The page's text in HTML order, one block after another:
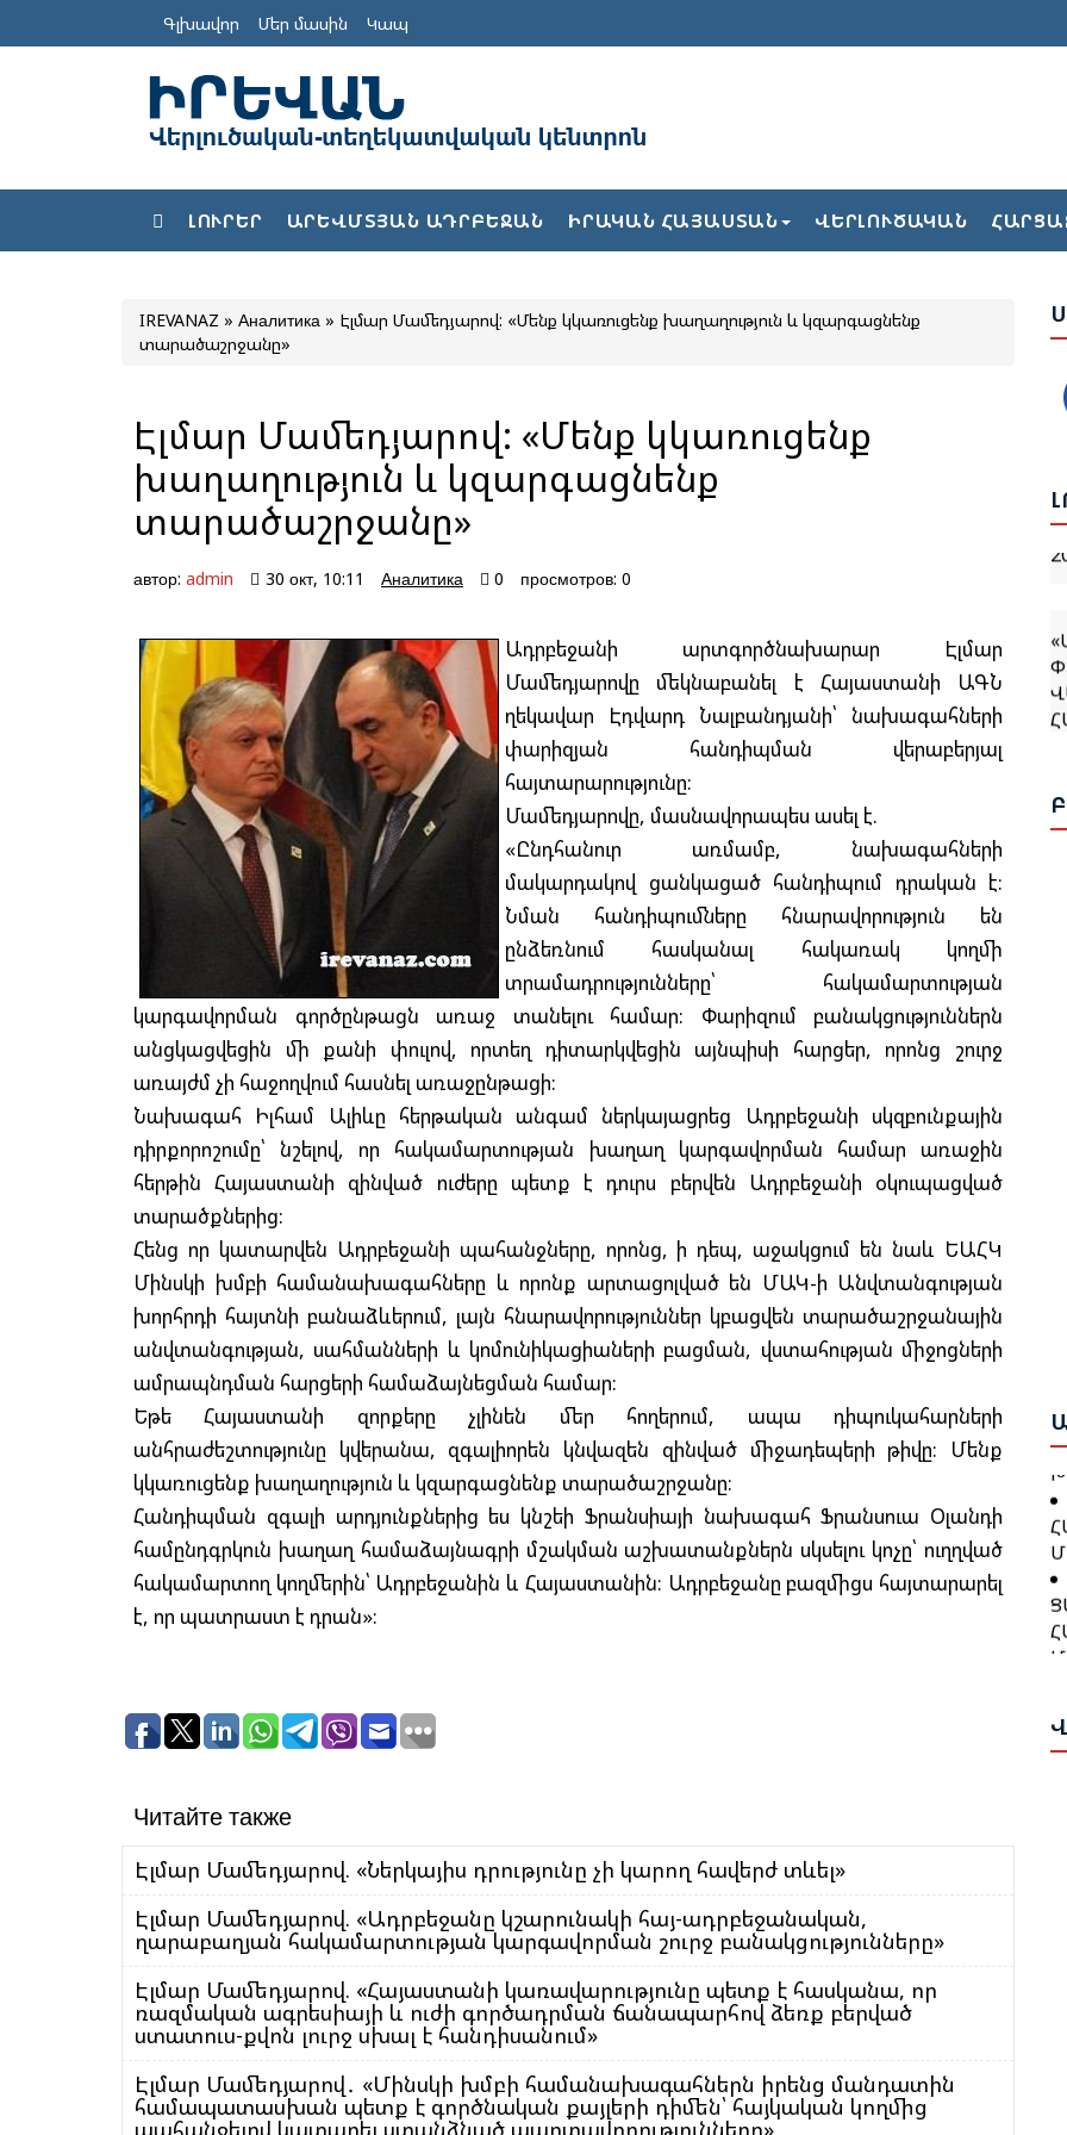
Գլխավոր Մեր մասին Կապ
ԼՈՒՐԵՐ ԱՐԵՎՄՏՅԱՆ ԱԴՐԲԵՋԱՆ ԻՐԱԿԱՆ ՀԱՅԱՍՏԱՆ ՎԵՐԼՈՒԾԱԿԱՆ
IREVANAZ » Аналитика » Էլմար Մամեդյարով: «Մենք կկառուցենք խաղաղություն և կզարգացնենք
տարածաշրջանը»
Էլմար Մամեդյարով: «Մենք կկառուցենք
խաղաղություն և կզարգացնենք
տարածաշրջանը»
автор: admin 30 окт, 10:11 Аналитика 0 просмотров: 0
Ադրբեջանի արտգործնախարար Էլմար
Մամեդյարովը մեկնաբանել է Հայաստանի ԱԳՆ
ղեկավար Էդվարդ Նալբանդյանի՝ նախագահների
փարիզյան հանդիպման վերաբերյալ
հայտարարությունը:
Մամեդյարովը, մասնավորապես ասել է.
«Ընդհանուր առմամբ, նախագահների
մակարդակով ցանկացած հանդիպում դրական է:
Նման հանդիպումները հնարավորություն են
ընձեռնում հասկանալ հակառակ կողմի
տրամադրությունները՝ հակամարտության
կարգավորման գործընթացն առաջ տանելու համար: Փարիզում բանակցություններն
անցկացվեցին մի քանի փուլով, որտեղ դիտարկվեցին այնպիսի հարցեր, որոնց շուրջ
առայժմ չի հաջողվում հասնել առաջընթացի:
Նախագահ Իլհամ Ալիևը հերթական անգամ ներկայացրեց Ադրբեջանի սկզբունքային
դիրքորոշումը՝ նշելով, որ հակամարտության խաղաղ կարգավորման համար առաջին
հերթին Հայաստանի զինված ուժերը պետք է դուրս բերվեն Ադրբեջանի օկուպացված
տարածքներից:
Հենց որ կատարվեն Ադրբեջանի պահանջները, որոնց, ի դեպ, աջակցում են նաև ԵԱՀԿ
Մինսկի խմբի համանախագահները և որոնք արտացոլված են ՄԱԿ-ի Անվտանգության
խորհրդի հայտնի բանաձևերում, լայն հնարավորություններ կբացվեն տարածաշրջանային
անվտանգության, սահմանների և կոմունիկացիաների բացման, վստահության միջոցների
ամրապնդման հարցերի համաձայնեցման համար:
Եթե Հայաստանի զորքերը չլինեն մեր հողերում, ապա դիպուկահարների
անհրաժեշտությունը կվերանա, զգալիորեն կնվազեն զինված միջադեպերի թիվը: Մենք
կկառուցենք խաղաղություն և կզարգացնենք տարածաշրջանը:
Հանդիպման զգալի արդյունքներից ես կնշեի Ֆրանսիայի նախագահ Ֆրանսուա Օլանդի
համընդգրկուն խաղաղ համաձայնագրի մշակման աշխատանքներն սկսելու կոչը՝ ուղղված
հակամարտող կողմերին՝ Ադրբեջանին և Հայաստանին: Ադրբեջանը բազմիցս հայտարարել
է, որ պատրաստ է դրան»:
Читайте также
Էլմար Մամեդյարով. «Ներկայիս դրությունը չի կարող հավերժ տևել»
Էլմար Մամեդյարով. «Ադրբեջանը կշարունակի հայ-ադրբեջանական,
ղարաբաղյան հակամարտության կարգավորման շուրջ բանակցությունները»
Էլմար Մամեդյարով. «Հայաստանի կառավարությունը պետք է հասկանա, որ
ռազմական ագրեսիայի և ուժի գործադրման ճանապարհով ձեռք բերված
ստատուս-քվոն լուրջ սխալ է հանդիսանում»
Էլմար Մամեդյարով․ «Մինսկի խմբի համանախագահներն իրենց մանդատին
համապատասխան պետք է գործնական քայլերի դիմեն՝ հայկական կողմից